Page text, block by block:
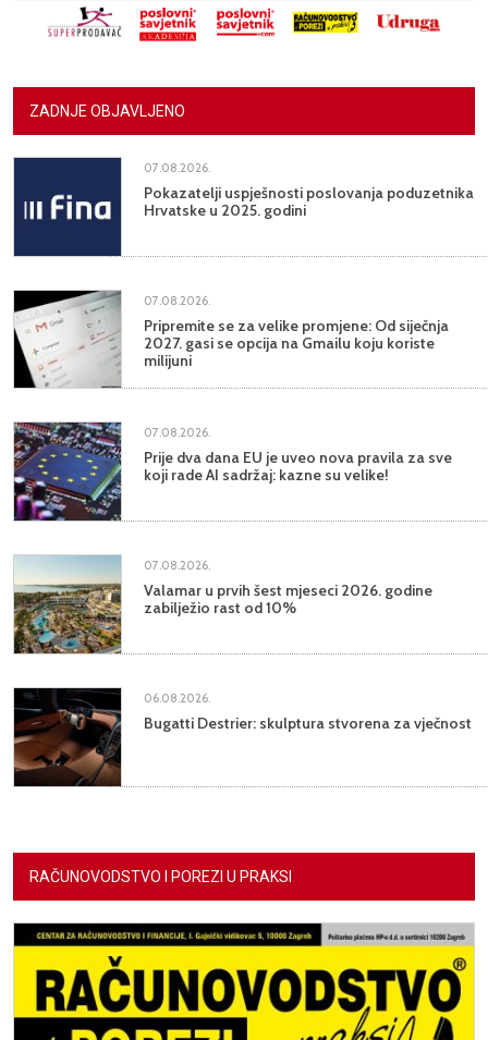
ZADNJE OBJAVLJENO
07.08.2026.
Pokazatelji uspješnosti poslovanja poduzetnika
Hrvatske u 2025. godini
07.08.2026.
Pripremite se za velike promjene: Od siječnja
2027. gasi se opcija na Gmailu koju koriste
milijuni
07.08.2026.
Prije dva dana EU je uveo nova pravila za sve
koji rade AI sadržaj: kazne su velike!
07.08.2026.
Valamar u prvih šest mjeseci 2026. godine
zabilježio rast od 10%
06.08.2026.
Bugatti Destrier: skulptura stvorena za vječnost
RAČUNOVODSTVO I POREZI U PRAKSI